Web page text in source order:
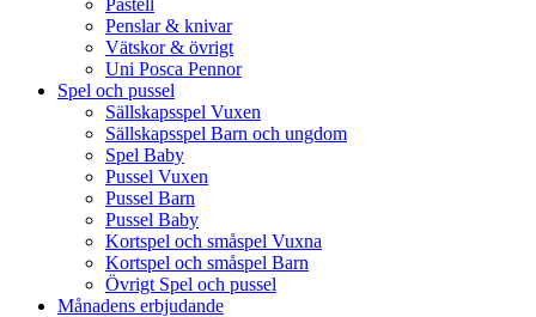
Pastell
Penslar & knivar
Vätskor & övrigt
Uni Posca Pennor
Spel och pussel
Sällskapsspel Vuxen
Sällskapsspel Barn och ungdom
Spel Baby
Pussel Vuxen
Pussel Barn
Pussel Baby
Kortspel och småspel Vuxna
Kortspel och småspel Barn
Övrigt Spel och pussel
Månadens erbjudande